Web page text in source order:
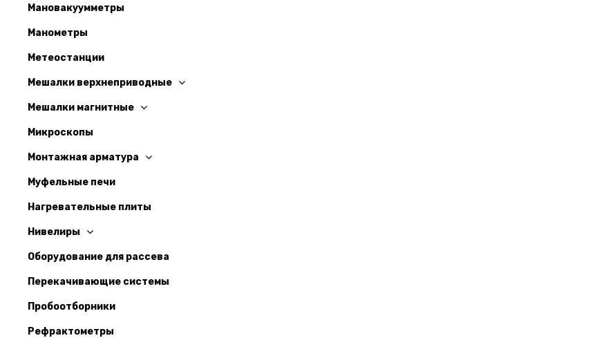
Мановакуумметры
Манометры
Метеостанции
Мешалки верхнеприводные
Мешалки магнитные
Микроскопы
Монтажная арматура
Муфельные печи
Нагревательные плиты
Нивелиры
Оборудование для рассева
Перекачивающие системы
Пробоотборники
Рефрактометры